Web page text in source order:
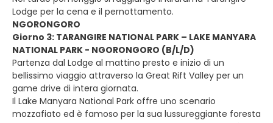
Lodge per la cena e il pernottamento.
NGORONGORO
Giorno 3: TARANGIRE NATIONAL PARK – LAKE MANYARA
NATIONAL PARK - NGORONGORO (B/L/D)
Partenza dal Lodge al mattino presto e inizio di un
bellissimo viaggio attraverso la Great Rift Valley per un
game drive di intera giornata.
Il Lake Manyara National Park offre uno scenario
mozzafiato ed è famoso per la sua lussureggiante foresta